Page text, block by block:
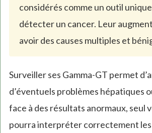
considérés comme un outil
détecter un cancer. Leur
avoir des causes multiples et
Surveiller ses Gamma-GT permet
d’éventuels problèmes hépatiques
face à des résultats anormaux, seul
pourra interpréter correctement les